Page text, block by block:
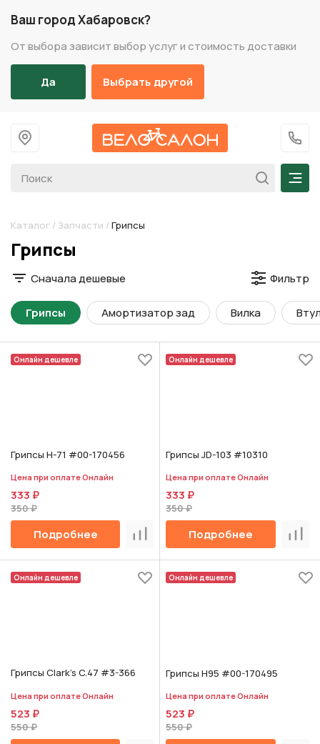
Ваш город Хабаровск?
От выбора зависит выбор услуг и стоимость доставки
Да Выбрать другой
На главную
+7
Каталог / Запчасти / Грипсы
Разделы каталога
Грипсы
Сначала дешевые Фильтр
Амортизатор зад Вилка
Грипсы
Онлайн дешевле
Грипсы H-71 #00-170456
Цена при оплате Онлайн
333 ₽
350 ₽
Подробнее Сравнить
Онлайн дешевле
Грипсы JD-103 #10310
Цена при оплате Онлайн
333 ₽
350 ₽
Подробнее
Онлайн дешевле
Грипсы Clark's C.47 #3-366
Цена при оплате Онлайн
523 ₽
550 ₽
Онлайн дешевле
Грипсы H95 #00-170495
Цена при оплате Онлайн
523 ₽
550 ₽